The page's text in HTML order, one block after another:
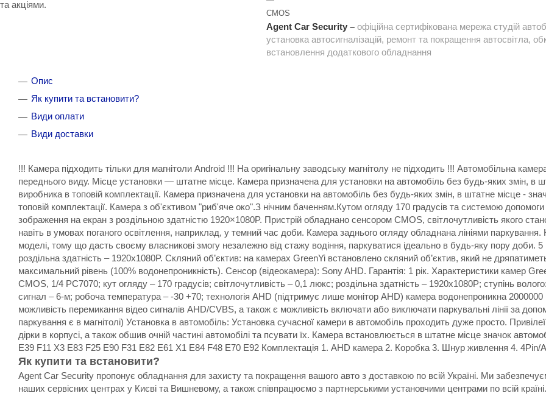
та акціями.
CMOS
Agent Car Security –офіційна сертифікована мережа студій
установка автосигналізацій, ремонт та покращення автосвітла,
встановлення додаткового обладнання
Опис
Як купити та встановити?
Види оплати
Види доставки
!!! Камера підходить тільки для магнітоли Android !!! На оригінальну заводську магнітолу не підходить !!! Автомобільна
переднього виду. Місце установки — штатне місце. Камера призначена для установки на автомобіль без будь-яких змін, в
виробника в топовій комплектації. Камера призначена для установки на автомобіль без будь-яких змін, в штатне місце -
топовій комплектації. Камера з об'єктивом "риб'яче око".З нічним баченням.Кутом огляду 170 градусів та системою
зображення на екран з роздільною здатністю 1920×1080P. Пристрій обладнано сенсором CMOS, світлочутливість якого
навіть в умовах поганого освітлення, наприклад, у темний час доби. Камера заднього огляду обладнана лініями паркування.
моделі, тому що дасть своєму власникові змогу незалежно від стажу водіння, паркуватися ідеально в будь-яку пору
роздільна здатність – 1920x1080P. Скляний об’єктив: на камерах GreenYi встановлено скляний об’єктив, який не
максимальний рівень (100% водонепроникність). Сенсор (відеокамера): Sony AHD. Гарантія: 1 рік. Характеристики камер
CMOS, 1/4 PC7070; кут огляду – 170 градусів; світлочутливість – 0,1 люкс; роздільна здатність – 1920x1080P; ступінь
сигнал – 6-м; робоча температура – -30 +70; технологія AHD (підтримує лише монітор AHD) камера водонепроникна
можливість перемикання відео сигналів AHD/CVBS, а також є можливість включати або виключати паркувальні лінії за
паркування є в магнітолі) Установка в автомобіль: Установка сучасної камери в автомобіль проходить дуже просто.
дірки в корпусі, а також обшив очній частині автомобілі та псувати їх. Камера встановлюється в штатне місце значок
E39 F11 X3 E83 F25 E90 F31 E82 E61 X1 E84 F48 E70 E92 Комплектація 1. AHD камера 2. Коробка 3. Шнур живлення 4. 4Pin/
Як купити та встановити?
Agent Car Security пропонує обладнання для захисту та покращення вашого авто з доставкою по всій Україні. Ми
наших сервісних центрах у Києві та Вишневому, а також співпрацюємо з партнерськими установчими центрами по всій країні.